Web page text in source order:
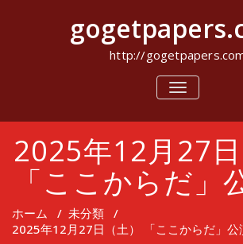
キ
http://
ナ
ビ
シ
ョ
を
切
替
え
2025年12月27日
「ここからだ」
ホーム / 未分類 /
2025年12月27日（土） 「ここからだ」公